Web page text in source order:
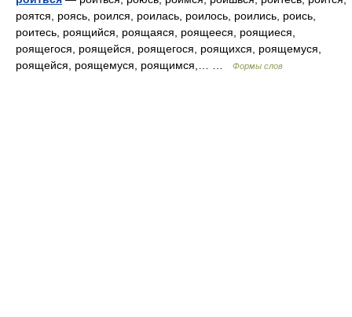
роятся, роясь, роился, роилась, роилось, роились, роись,
роитесь, роящийся, роящаяся, роящееся, роящиеся,
роящегося, роящейся, роящегося, роящихся, роящемуся,
роящейся, роящемуся, роящимся,… …
Формы слов